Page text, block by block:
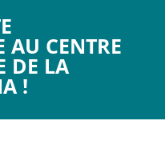
AU CENTRE
DE LA
!